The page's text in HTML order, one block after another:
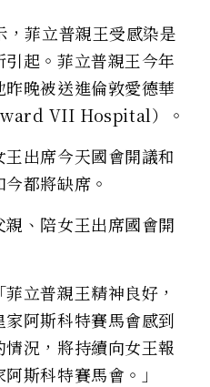
菲立普親王受感染是
起。菲立普親王今年
晚被送進倫敦愛德華
VII Hospital）。
出席今天國會開議和
都將缺席。
、陪女王出席國會開
立普親王精神良好，
阿斯科特賽馬會感到
況，將持續向女王報
斯科特賽馬會。」